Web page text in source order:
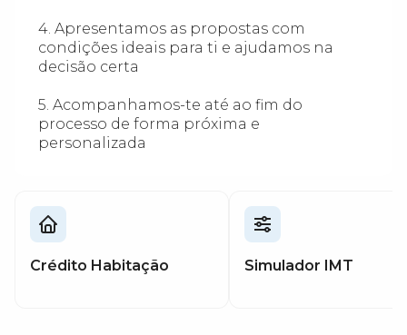
4. Apresentamos as propostas com
condições ideais para ti e ajudamos na
decisão certa
5. Acompanhamos-te até ao fim do
processo de forma próxima e
personalizada
Crédito Habitação Simulador IMT